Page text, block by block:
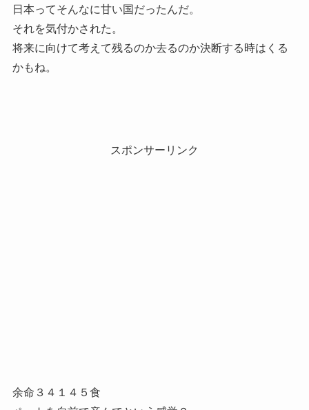
日本ってそんなに甘い国だったんだ。
それを気付かされた。
将来に向けて考えて残るのか去るのか決断する時はくる
かもね。
スポンサーリンク
余命３４１４５食